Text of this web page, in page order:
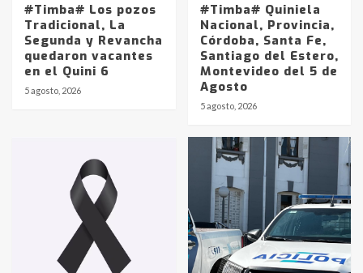
#Timba# Los pozos
Tradicional, La
Segunda y Revancha
quedaron vacantes
en el Quini 6
5 agosto, 2026
#Timba# Quiniela
Nacional, Provincia,
Córdoba, Santa Fe,
Santiago del Estero,
Montevideo del 5 de
Agosto
5 agosto, 2026
Identidad de los adolescentes
pampeanos que fueron
en la mañana del lunes
Accidente en Ruta 5: falleció un
joven de Trenque Lauquen